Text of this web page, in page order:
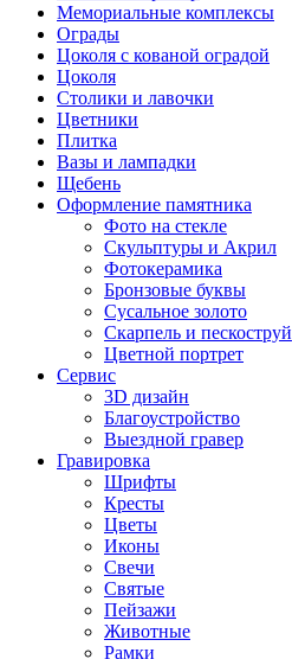
Мемориальные комплексы
Ограды
Цоколя с кованой оградой
Цоколя
Столики и лавочки
Цветники
Плитка
Вазы и лампадки
Щебень
Оформление памятника
Фото на стекле
Скульптуры и Акрил
Фотокерамика
Бронзовые буквы
Сусальное золото
Скарпель и пескоструй
Цветной портрет
Сервис
3D дизайн
Благоустройство
Выездной гравер
Гравировка
Шрифты
Кресты
Цветы
Иконы
Свечи
Святые
Пейзажи
Животные
Рамки